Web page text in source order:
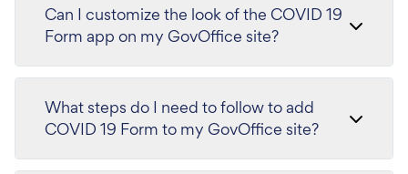
Can I customize the look of the COVID 19
Form app on my GovOffice site?
What steps do I need to follow to add
COVID 19 Form to my GovOffice site?